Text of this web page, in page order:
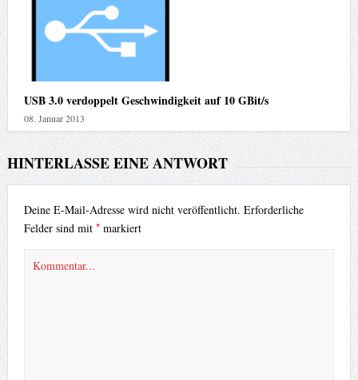
USB 3.0 verdoppelt Geschwindigkeit auf 10 GBit/s
08. Januar 2013
HINTERLASSE EINE ANTWORT
Deine E-Mail-Adresse wird nicht veröffentlicht. Erforderliche
Felder sind mit *markiert